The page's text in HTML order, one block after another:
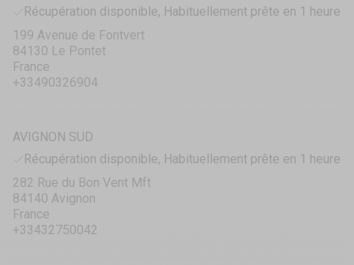
Récupération disponible, Habituellement prête en 1 heure
199 Avenue de Fontvert
84130 Le Pontet
France
+33490326904
AVIGNON SUD
Récupération disponible, Habituellement prête en 1 heure
282 Rue du Bon Vent Mft
84140 Avignon
France
+33432750042